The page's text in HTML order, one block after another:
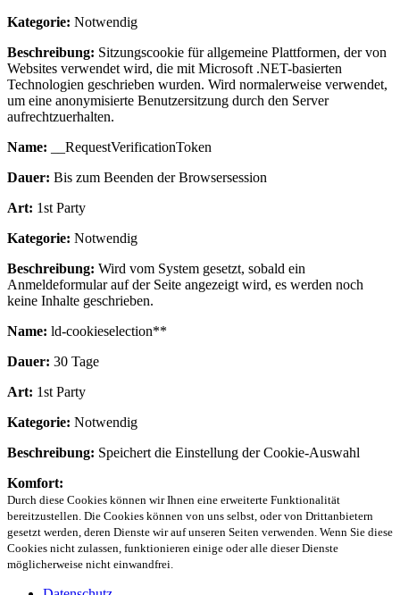
Kategorie: Notwendig
Beschreibung: Sitzungscookie für allgemeine Plattformen, der von
Websites verwendet wird, die mit Microsoft .NET-basierten
Technologien geschrieben wurden. Wird normalerweise verwendet,
um eine anonymisierte Benutzersitzung durch den Server
aufrechtzuerhalten.
Name: __RequestVerificationToken
Dauer: Bis zum Beenden der Browsersession
Art: 1st Party
Kategorie: Notwendig
Beschreibung: Wird vom System gesetzt, sobald ein
Anmeldeformular auf der Seite angezeigt wird, es werden noch
keine Inhalte geschrieben.
Name: ld-cookieselection**
Dauer: 30 Tage
Art: 1st Party
Kategorie: Notwendig
Beschreibung: Speichert die Einstellung der Cookie-Auswahl
Komfort:
Durch diese Cookies können wir Ihnen eine erweiterte Funktionalität
bereitzustellen. Die Cookies können von uns selbst, oder von Drittanbietern
gesetzt werden, deren Dienste wir auf unseren Seiten verwenden. Wenn Sie diese
Cookies nicht zulassen, funktionieren einige oder alle dieser Dienste
möglicherweise nicht einwandfrei.